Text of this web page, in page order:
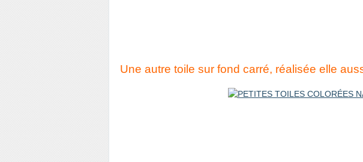
Une autre toile sur fond carré, réalisée elle